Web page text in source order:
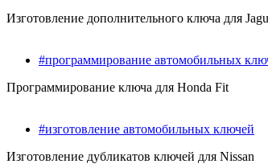
Изготовление дополнительного ключа для
#программирование автомобильных
Программирование ключа для Honda Fit
#изготовление автомобильных ключей
Изготовление дубликатов ключей для Nissan